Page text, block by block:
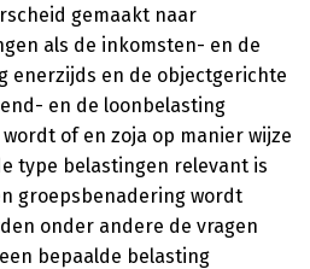
gemaakt naar
als de inkomsten- en de
enerzijds en de objectgerichte
en de loonbelasting
of en zoja op manier wijze
type belastingen relevant is
groepsbenadering wordt
onder andere de vragen
bepaalde belasting